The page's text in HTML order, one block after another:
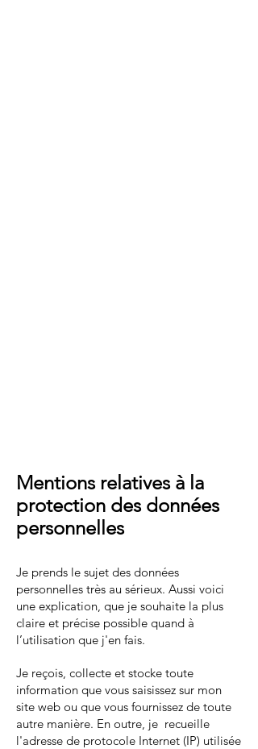
Mentions relatives à la
protection des données
personnelles
Je prends le sujet des données
personnelles très au sérieux. Aussi voici
une explication, que je souhaite la plus
claire et précise possible quand à
l’utilisation que j'en fais.
Je reçois, collecte et stocke toute
information que vous saisissez sur mon
site web ou que vous fournissez de toute
autre manière. En outre, je recueille
l'adresse de protocole Internet (IP) utilisée